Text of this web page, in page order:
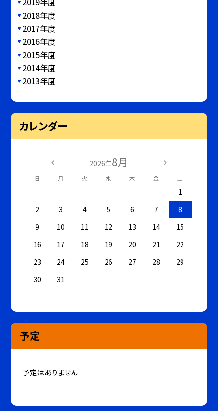
2018年度
2017年度
2016年度
2015年度
2014年度
2013年度
カレンダー
2026年8月
日 月 火 水 木 金 土
1
2
3 4 5 6 7
8
9
10 11 12 13 14
15
16
17 18 19 20 21
22
23
24 25 26 27 28
29
30
31
予定
予定はありません